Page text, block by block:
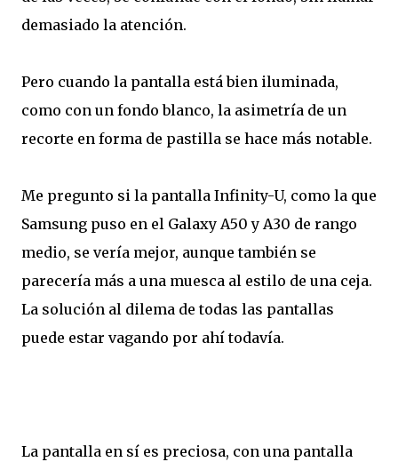
demasiado la atención.
Pero cuando la pantalla está bien iluminada,
como con un fondo blanco, la asimetría de un
recorte en forma de pastilla se hace más notable.
Me pregunto si la pantalla Infinity-U, como la que
Samsung puso en el Galaxy A50 y A30 de rango
medio, se vería mejor, aunque también se
parecería más a una muesca al estilo de una ceja.
La solución al dilema de todas las pantallas
puede estar vagando por ahí todavía.
La pantalla en sí es preciosa, con una pantalla